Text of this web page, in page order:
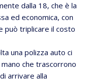
dalla 18, che è la
ed economica, con
può triplicare il costo
una polizza auto ci
che trascorrono
arrivare alla